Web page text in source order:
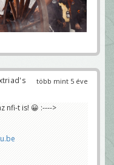
több mint 5 éve
nfi-t is! 😀 :---->